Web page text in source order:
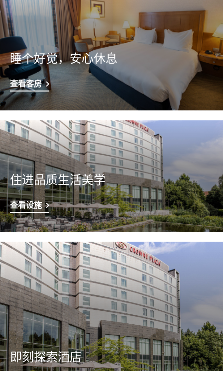
睡个好觉，安心休息
查看客房
住进品质生活美学
查看设施
即刻探索酒店